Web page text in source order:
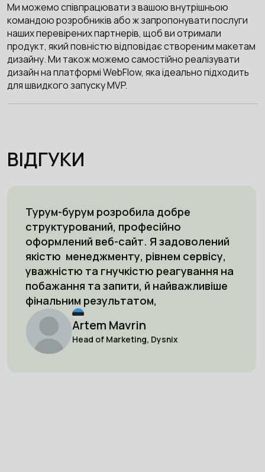
Ми можемо співпрацювати з вашою внутрішньою
командою розробників або ж запропонувати послуги
наших перевірених партнерів, щоб ви отримали
продукт, який повністю відповідає створеним макетам
дизайну. Ми також можемо самостійно реалізувати
дизайн на платформі WebFlow, яка ідеально підходить
для швидкого запуску MVP.
ВІДГУКИ
Турум-бурум розробила добре
структурований, професійно
оформлений веб-сайт. Я задоволений
якістю менеджменту, рівнем сервісу,
уважністю та гнучкістю реагування на
побажання та запити, й найважливіше
фінальним результатом,
Artem Mavrin
Head of Marketing, Dysnix